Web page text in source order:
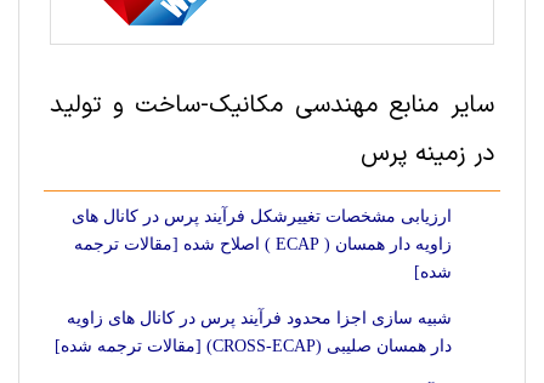
سایر منابع مهندسی مکانیک-ساخت‌ و تولید
در زمینه پرس
ارزیابی مشخصات تغییرشکل فرآیند پرس در کانال های
زاویه دار همسان ( ECAP ) اصلاح شده [مقالات ترجمه
شده]
شبیه سازی اجزا محدود فرآیند پرس در کانال های زاویه
دار همسان صلیبی (CROSS-ECAP) [مقالات ترجمه شده]